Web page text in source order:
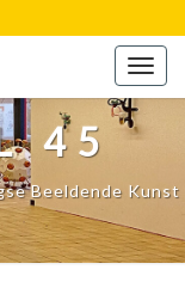
45
Beeldende Kunst